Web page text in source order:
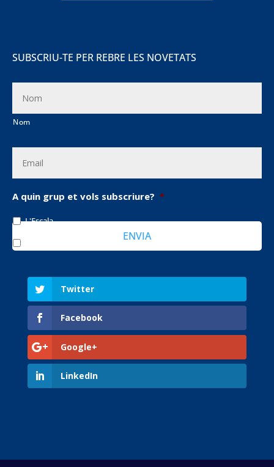
SUBSCRIU-TE PER REBRE LES NOVETATS
N
*
Nom
E
i
l
*
A quin grup et vols subscriure? *
L'Escala
Twitter
Facebook
Google+
LinkedIn